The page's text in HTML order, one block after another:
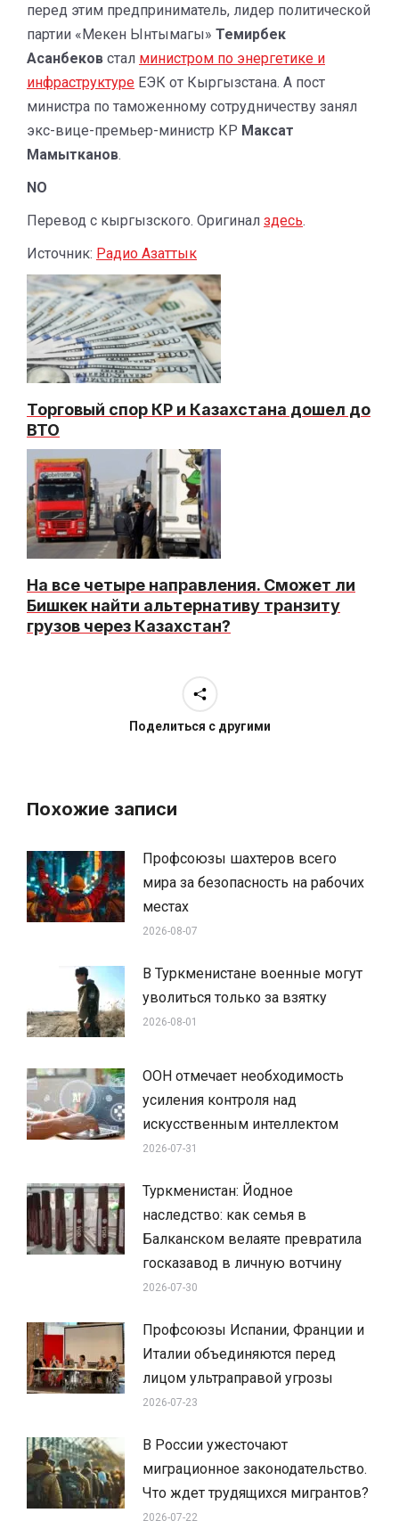
перед этим предприниматель, лидер политической
партии «Мекен Ынтымагы» Темирбек
Асанбеков стал министром по энергетике и
инфраструктуре ЕЭК от Кыргызстана. А пост
министра по таможенному сотрудничеству занял
экс-вице-премьер-министр КР Максат
Мамытканов.
NO
Перевод с кыргызского. Оригинал здесь.
Источник: Радио Азаттык
Торговый спор КР и Казахстана дошел до
ВТО
На все четыре направления. Сможет ли
Бишкек найти альтернативу транзиту
грузов через Казахстан?
Поделиться с другими
Похожие записи
Профсоюзы шахтеров всего
мира за безопасность на рабочих
местах
2026-08-07
В Туркменистане военные могут
уволиться только за взятку
2026-08-01
ООН отмечает необходимость
усиления контроля над
искусственным интеллектом
2026-07-31
Туркменистан: Йодное
наследство: как семья в
Балканском велаяте превратила
госказавод в личную вотчину
2026-07-30
Профсоюзы Испании, Франции и
Италии объединяются перед
лицом ультраправой угрозы
2026-07-23
В России ужесточают
миграционное законодательство.
Что ждет трудящихся мигрантов?
2026-07-22